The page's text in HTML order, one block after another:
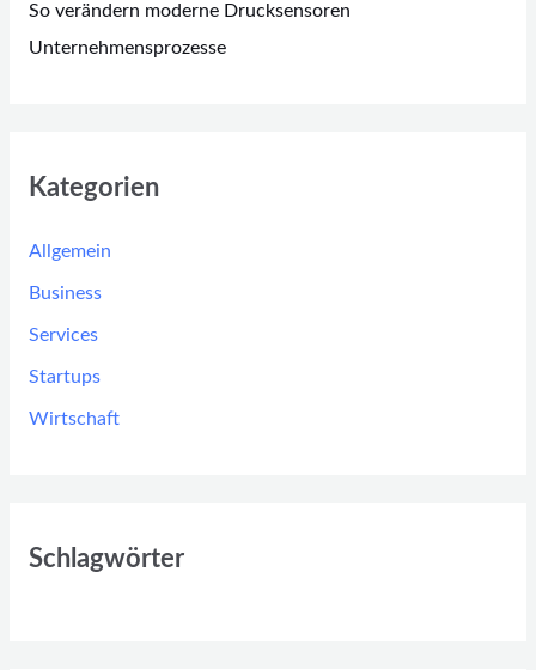
So verändern moderne Drucksensoren
Unternehmensprozesse
Kategorien
Allgemein
Business
Services
Startups
Wirtschaft
Schlagwörter